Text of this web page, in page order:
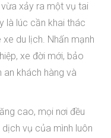
xảy ra một vụ tai
là lúc cần khai thác
du lịch. Nhấn mạnh
xe đời mới, bảo
khách hàng và
cao, mọi nơi đều
vụ của mình luôn